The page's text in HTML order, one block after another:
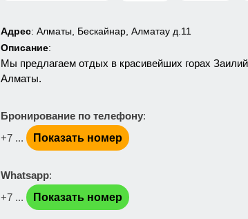
Адрес: Алматы, Бескайнар, Алматау д.11
Описание:
Мы предлагаем отдых в красивейших горах
Алматы.
Бронирование по телефону:
+7 ...
Показать номер
Whatsapp:
+7 ...
Показать номер